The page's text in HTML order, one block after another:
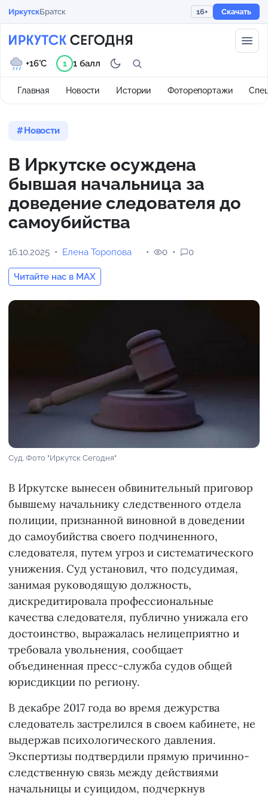
ИркутскБратск 16+ Скачать
Главная Новости Истории Фоторепортажи
+16°C 1 1 балл
Новости
В Иркутске осуждена
бывшая начальница за
доведение следователя до
самоубийства
16.10.2025 Елена Торопова
Читайте нас в MAX
0 0
Суд. Фото "Иркутск Сегодня"
В Иркутске вынесен обвинительный приговор
бывшему начальнику следственного отдела
полиции, признанной виновной в доведении
до самоубийства своего подчиненного,
следователя, путем угроз и систематического
унижения. Суд установил, что подсудимая,
занимая руководящую должность,
дискредитировала профессиональные
качества следователя, публично унижала его
достоинство, выражалась нелицеприятно и
требовала увольнения, сообщает
объединенная пресс-служба судов общей
юрисдикции по региону.
В декабре 2017 года во время дежурства
следователь застрелился в своем кабинете, не
выдержав психологического давления.
Экспертизы подтвердили прямую причинно-
следственную связь между действиями
начальницы и суицидом, подчеркнув